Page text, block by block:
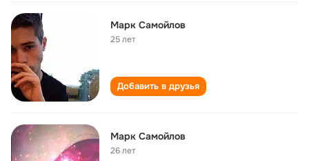
Марк Самойлов
25 лет
Добавить в друзья
Марк Самойлов
26 лет